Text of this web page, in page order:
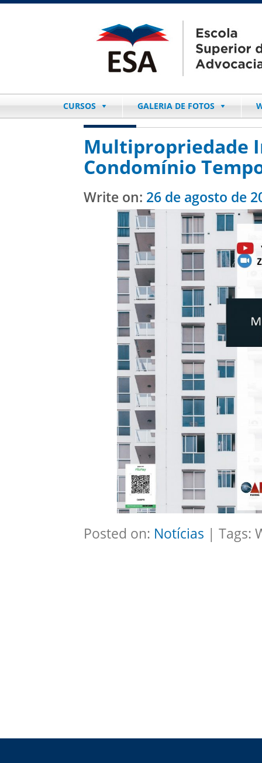
CURSOS GALERIA DE FOTOS
Multipropriedade
Condomínio
Write on: 26 de agosto de
Posted on: Notícias | Tags: